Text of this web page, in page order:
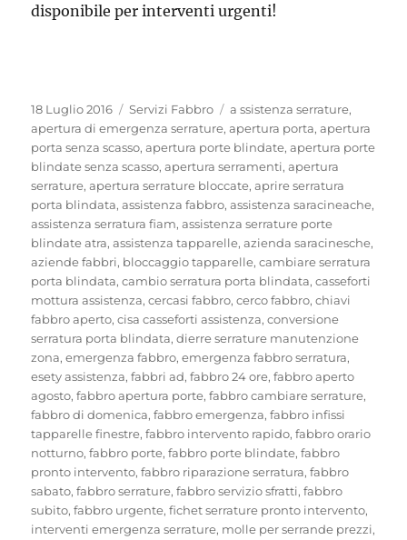
disponibile per interventi urgenti!
Pubblicato
il
18 Luglio 2016 Categorie
Servizi Fabbro Tag
a ssistenza serrature,
apertura di emergenza serrature,apertura porta,apertura
porta senza scasso,apertura porte blindate,apertura porte
blindate senza scasso,apertura serramenti,apertura
serrature,apertura serrature bloccate,aprire serratura
porta blindata,assistenza fabbro,assistenza saracineache,
assistenza serratura fiam,assistenza serrature porte
blindate atra,assistenza tapparelle,azienda saracinesche,
aziende fabbri, bloccaggio tapparelle,cambiare serratura
porta blindata,cambio serratura porta blindata,casseforti
mottura assistenza,cercasi fabbro,cerco fabbro,chiavi
fabbro aperto,cisa casseforti assistenza,conversione
serratura porta blindata,dierre serrature manutenzione
zona,emergenza fabbro,emergenza fabbro serratura,
esety assistenza,fabbri ad,fabbro 24 ore,fabbro aperto
agosto,fabbro apertura porte,fabbro cambiare serrature,
fabbro di domenica,fabbro emergenza,fabbro infissi
tapparelle finestre,fabbro intervento rapido,fabbro orario
notturno,fabbro porte,fabbro porte blindate,fabbro
pronto intervento,fabbro riparazione serratura,fabbro
sabato,fabbro serrature,fabbro servizio sfratti,fabbro
subito,fabbro urgente,fichet serrature pronto intervento,
interventi emergenza serrature, molle per serrande prezzi,